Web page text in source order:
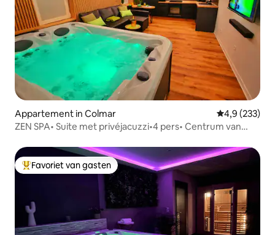
Appartement in Colmar Gemiddelde
4,9 (233)
ZEN SPA• Suite met privéjacuzzi•4 pers• Centrum van
Topfavoriet van gasten
Favoriet van gasten